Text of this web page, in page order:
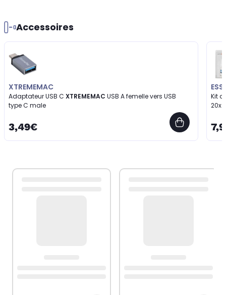
Accessoires
XTREMEMAC
Adaptateur USB C XTREMEMAC
type C male
3,49€
Kit